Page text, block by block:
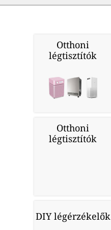
Otthoni
légtisztítók
Otthoni
légtisztítók
DIY légérzékelők